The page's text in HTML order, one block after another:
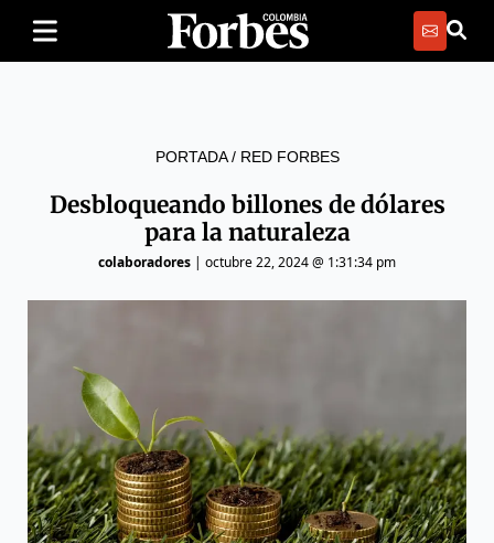
PORTADA/ RED FORBES
Desbloqueando billones de dólares
para la naturaleza
colaboradores | octubre 22, 2024 @ 1:31:34 pm